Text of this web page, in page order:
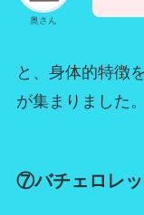
奥さん
と、身体的特徴
が集まりました。
⑦バチェロレ